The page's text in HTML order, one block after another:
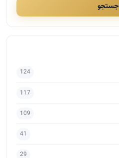
جستجو
124
117
109
41
29